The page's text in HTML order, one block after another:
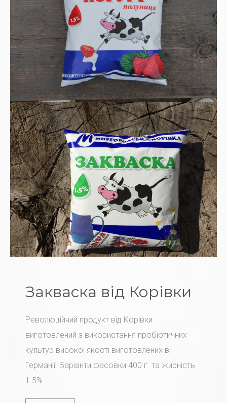
Закваска від Корівки
Революційний продукт від Корівки
виготовлений з використання пробіотичних
культур високої якості виготовлених в
Германії. Варіанти фасовки 400 г. та жирність
1.5%